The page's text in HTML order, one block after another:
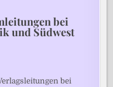
bei
und Südwest
bei